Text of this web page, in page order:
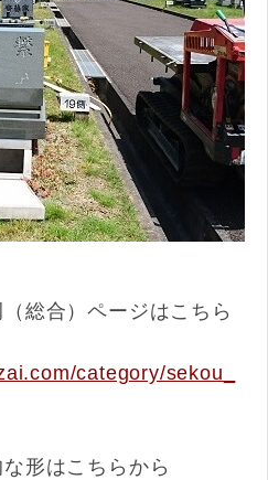
総合）ページはこちら
category/sekou_
形はこちらから